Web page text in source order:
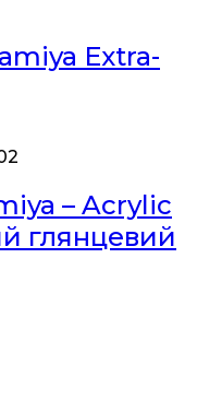
Extra-
– Acrylic
глянцевий